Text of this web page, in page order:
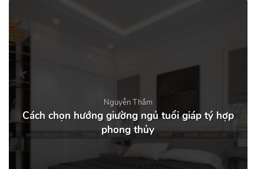
Nguyễn Thắm
Cách chọn hướng giường ngủ tuổi giáp tý hợp
phong thủy